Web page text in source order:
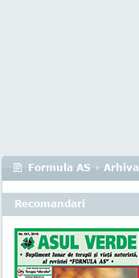
Formula AS › Arhiva
Recomandari